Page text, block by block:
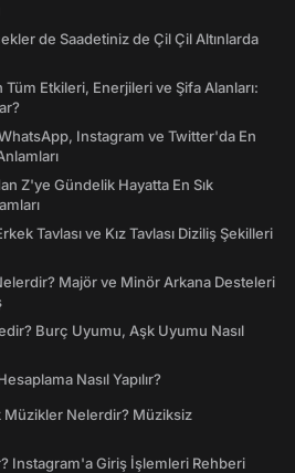
de Saadetiniz de Çil Çil Altınlarda
Tüm Etkileri, Enerjileri ve Şifa Alanları:
Instagram ve Twitter'da En
Z'ye Gündelik Hayatta En Sık
Tavlası ve Kız Tavlası Diziliş Şekilleri
Majör ve Minör Arkana Desteleri
Burç Uyumu, Aşk Uyumu Nasıl
Nasıl Yapılır?
Müzikler Nelerdir? Müziksiz
Instagram'a Giriş İşlemleri Rehberi